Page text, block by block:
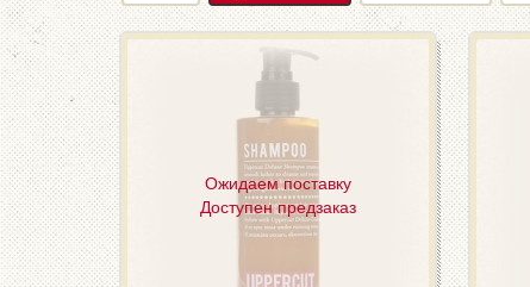
Ожидаем поставку
Доступен предзаказ